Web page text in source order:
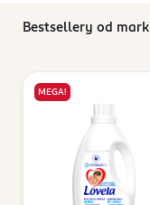
Bestsellery od
MEGA!